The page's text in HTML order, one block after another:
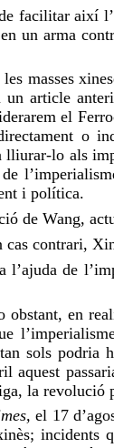
facilitar així
un arma
masses
article
el
o
lliurar-lo als
i política.
de Wang,
cas contrari,
de
en
sols podria
la revolució
el 17
incidents